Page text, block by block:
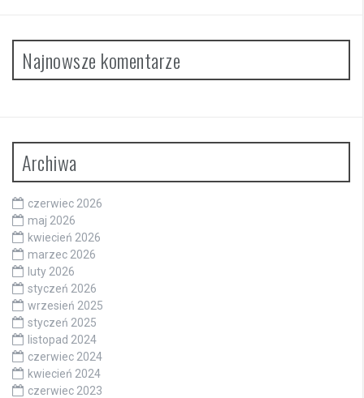
Najnowsze komentarze
Archiwa
czerwiec 2026
maj 2026
kwiecień 2026
marzec 2026
luty 2026
styczeń 2026
wrzesień 2025
styczeń 2025
listopad 2024
czerwiec 2024
kwiecień 2024
czerwiec 2023